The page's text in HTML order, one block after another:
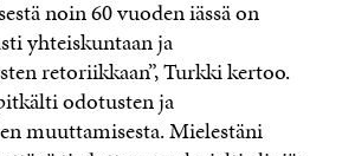
noin 60 vuoden iässä on
yhteiskuntaan ja
retoriikkaan”, Turkki kertoo.
odotusten ja
muuttamisesta. Mielestäni